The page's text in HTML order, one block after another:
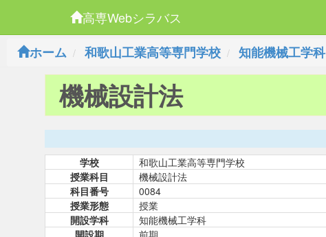
高専Webシラバス
ホーム
和歌山工業高等専門学校 知能機械工学科
機械設計法
学校 和歌山工業高等専門学校
授業科目
機械設計法
科目番号
0084
授業形態
授業
開設学科
知能機械工学科
開設期
前期